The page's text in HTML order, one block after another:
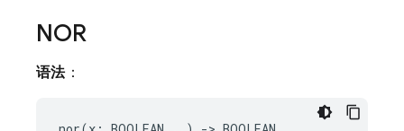
NOR
语法：